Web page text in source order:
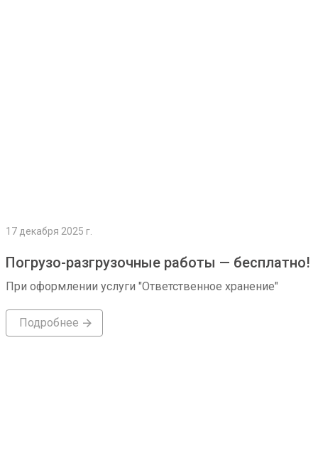
17 декабря 2025 г.
Погрузо-разгрузочные работы — бесплатно!
При оформлении услуги "Ответственное хранение"
Подробнее